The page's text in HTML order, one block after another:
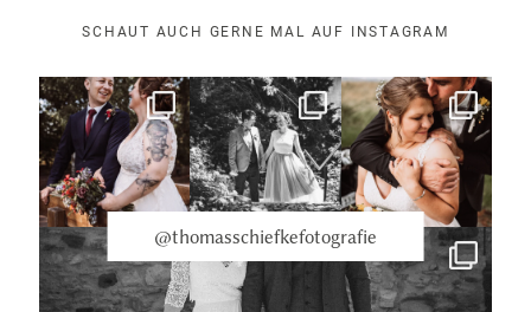
SCHAUT AUCH GERNE MAL AUF INSTAGRAM
@thomasschiefkefotografie